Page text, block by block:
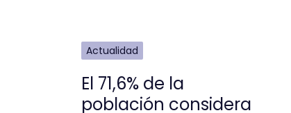
Actualidad
El 71,6% de la
población considera